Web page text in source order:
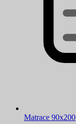
Matrace 90x200